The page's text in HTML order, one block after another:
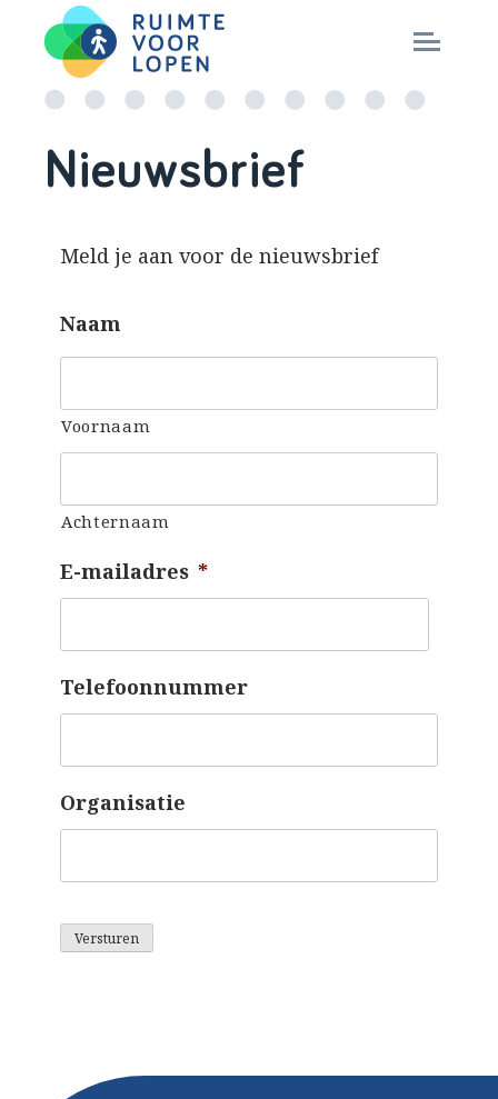
content
MAGAZINES
Nieuwsbrief
Meld je aan voor de nieuwsbrief
Naam
Voornaam
Achternaam
E-mailadres *
Telefoonnummer
Organisatie
Versturen